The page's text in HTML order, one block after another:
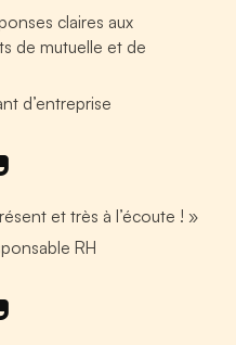
claires aux
de mutuelle et de
d’entreprise
et très à l’écoute ! »
RH